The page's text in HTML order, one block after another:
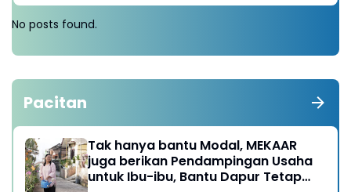
No posts found.
Pacitan
Tak hanya bantu Modal, MEKAAR
juga berikan Pendampingan Usaha
untuk Ibu-ibu, Bantu Dapur Tetap